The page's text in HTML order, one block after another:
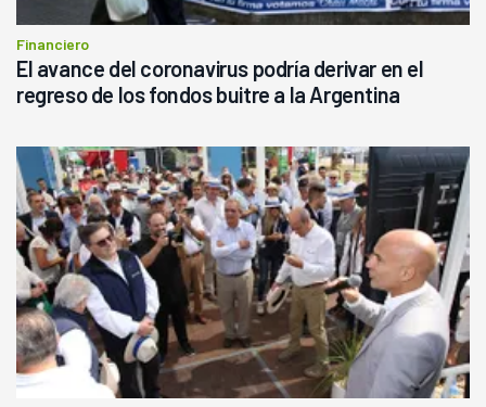
Financiero
El avance del coronavirus podría derivar en el
regreso de los fondos buitre a la Argentina